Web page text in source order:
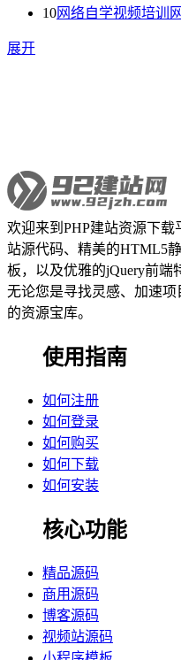
10网络自学视频培训
展开
欢迎来到PHP建站资源下
站源代码、精美的HTML5
板，以及优雅的jQuery前端
无论您是寻找灵感、加速
的资源宝库。
使用指南
如何注册
如何登录
如何购买
如何下载
如何安装
核心功能
精品源码
商用源码
博客源码
视频站源码